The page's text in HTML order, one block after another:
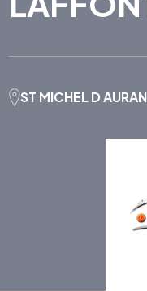
ST MICHEL D